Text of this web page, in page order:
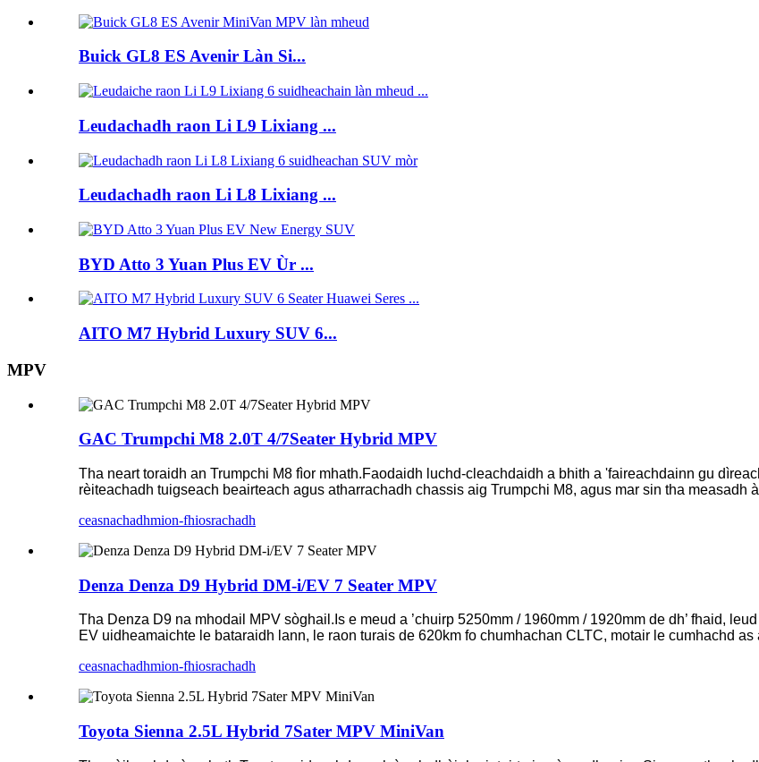
Buick GL8 ES Avenir Làn Si...
Leudachadh raon Li L9 Lixiang ...
Leudachadh raon Li L8 Lixiang ...
BYD Atto 3 Yuan Plus EV Ùr ...
AITO M7 Hybrid Luxury SUV 6...
MPV
GAC Trumpchi M8 2.0T 4/7Seater Hybrid MPV
Tha neart toraidh an Trumpchi M8 fìor mhath.Faodaidh luchd-cleachdaidh a bhith a 'faireachdainn gu
rèiteachadh tuigseach beairteach agus atharrachadh chassis aig Trumpchi M8, agus mar sin tha measadh
ceasnachadhmion-fhiosrachadh
Denza Denza D9 Hybrid DM-i/EV 7 Seater MPV
Tha Denza D9 na mhodail MPV sòghail.Is e meud a ’chuirp 5250mm / 1960mm / 1920mm de dh’ fhaid,
EV uidheamaichte le bataraidh lann, le raon turais de 620km fo chumhachan CLTC, motair le cumhachd
ceasnachadhmion-fhiosrachadh
Toyota Sienna 2.5L Hybrid 7Sater MPV MiniVan